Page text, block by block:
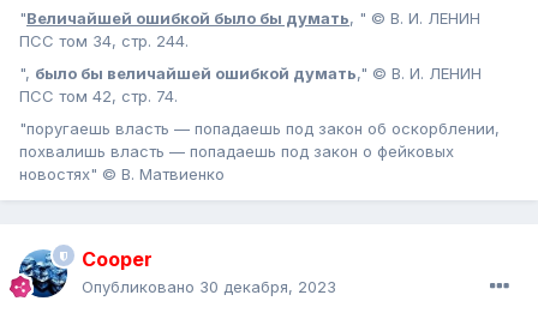
"Величайшей ошибкой было бы думать, " © В. И. ЛЕНИН
ПСС том 34, стр. 244.
", было бы величайшей ошибкой думать," © В. И. ЛЕНИН
ПСС том 42, стр. 74.
"поругаешь власть — попадаешь под закон об оскорблении,
похвалишь власть — попадаешь под закон о фейковых
новостях" © В. Матвиенко
Cooper
Опубликовано 30 декабря, 2023